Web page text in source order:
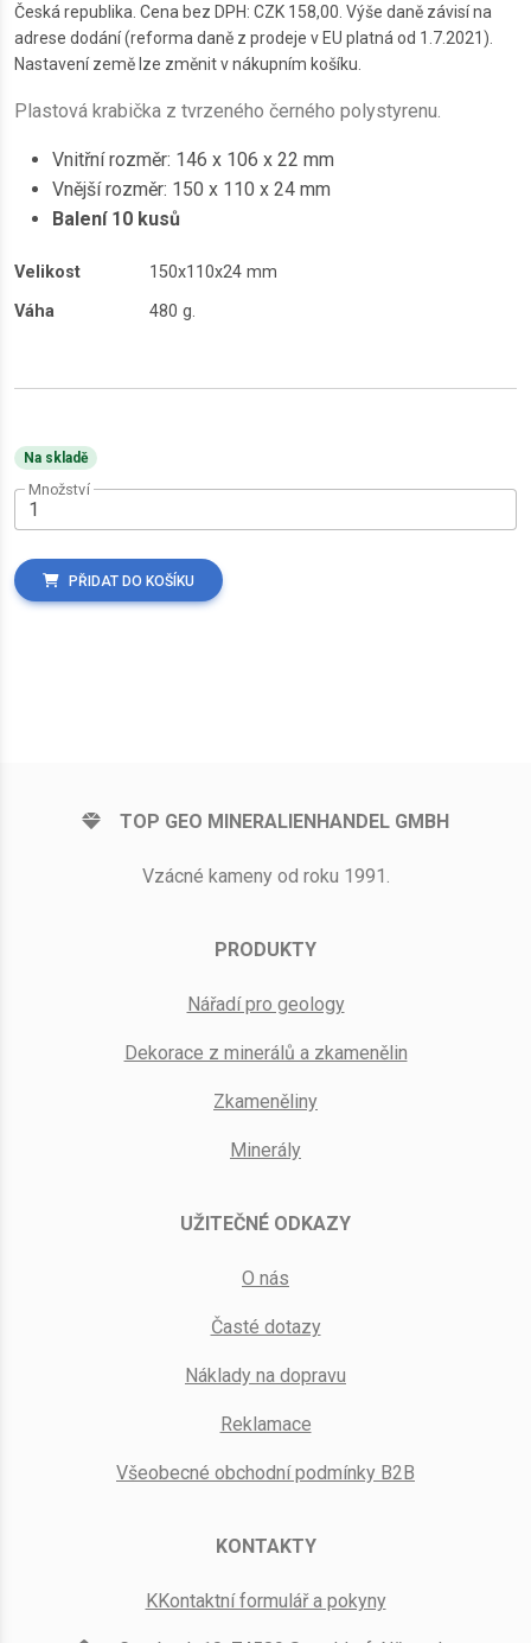
Česká republika. Cena bez DPH: CZK 158,00. Výše daně závisí na
adrese dodání (reforma daně z prodeje v EU platná od 1.7.2021).
Nastavení země lze změnit v nákupním košíku.
Plastová krabička z tvrzeného černého polystyrenu.
Vnitřní rozměr: 146 x 106 x 22 mm
Vnější rozměr: 150 x 110 x 24 mm
Balení 10 kusů
Velikost
150x110x24 mm
Váha
480 g.
Na skladě
Množství
PŘIDAT DO KOŠÍKU
TOP GEO MINERALIENHANDEL GMBH
Vzácné kameny od roku 1991.
PRODUKTY
Nářadí pro geology
Dekorace z minerálů a zkamenělin
Zkameněliny
Minerály
UŽITEČNÉ ODKAZY
O nás
Časté dotazy
Náklady na dopravu
Reklamace
Všeobecné obchodní podmínky B2B
KONTAKTY
KKontaktní formulář a pokyny